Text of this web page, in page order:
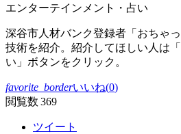
エンターテインメント・占い
深谷市人材バンク登録者「おちゃ
技術を紹介。紹介してほしい人は
い」ボタンをクリック。
favorite_borderいいね(0)
閲覧数 369
ツイート